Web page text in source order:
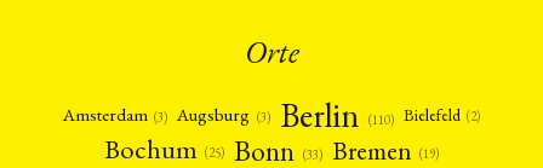
Orte
Amsterdam (3) Augsburg (3) Berlin (110) Bielefeld (2)
Bochum (25) Bonn (33) Bremen (19)